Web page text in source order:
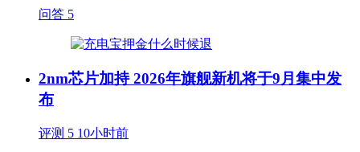
问答 5
2nm芯片加持 2026年旗舰新机将于9月集中发
布
评测 5 10小时前